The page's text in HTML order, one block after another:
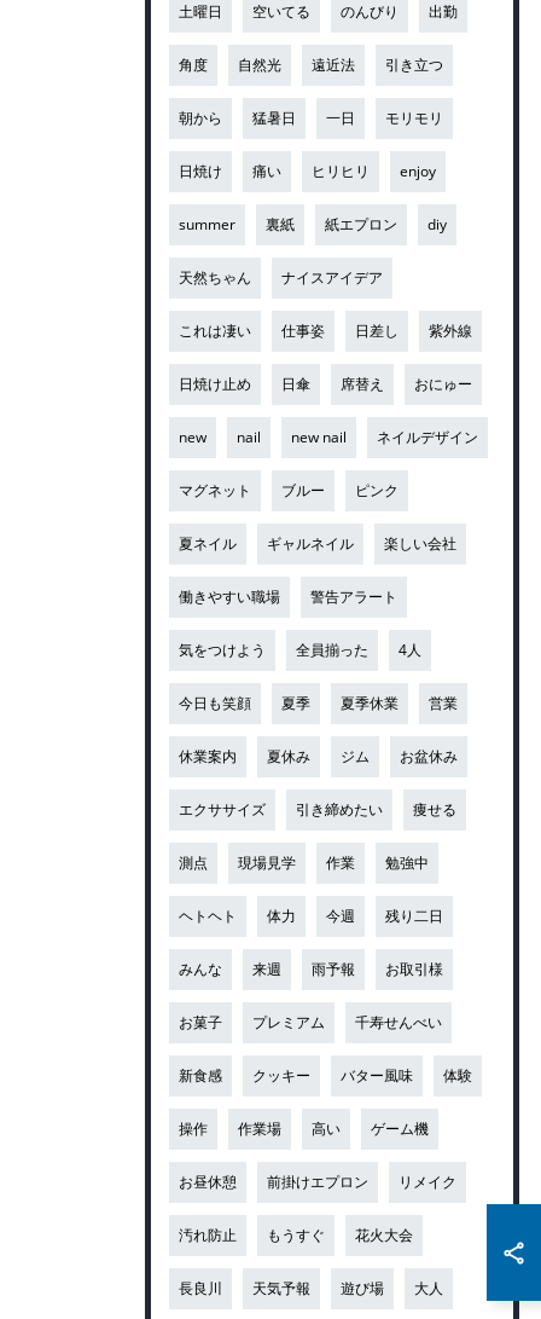
土曜日 空いてる のんびり 出勤
角度 自然光 遠近法 引き立つ
朝から 猛暑日 一日 モリモリ
日焼け 痛い ヒリヒリ enjoy
summer 裏紙 紙エプロン diy
天然ちゃん ナイスアイデア
これは凄い 仕事姿 日差し 紫外線
日焼け止め 日傘 席替え おにゅー
new nail new nail ネイルデザイン
マグネット ブルー ピンク
夏ネイル ギャルネイル 楽しい会社
働きやすい職場 警告アラート
気をつけよう 全員揃った 4人
今日も笑顔 夏季 夏季休業 営業
休業案内 夏休み ジム お盆休み
エクササイズ 引き締めたい 痩せる
測点 現場見学 作業 勉強中
ヘトヘト 体力 今週 残り二日
みんな 来週 雨予報 お取引様
お菓子 プレミアム 千寿せんべい
新食感 クッキー バター風味 体験
操作 作業場 高い ゲーム機
お昼休憩 前掛けエプロン リメイク
汚れ防止 もうすぐ 花火大会
長良川 天気予報 遊び場 大人